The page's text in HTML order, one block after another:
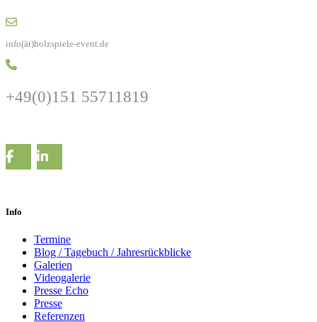
info(ät)holzspiele-event.de
+49(0)151 55711819
Info
Termine
Blog / Tagebuch / Jahresrückblicke
Galerien
Videogalerie
Presse Echo
Presse
Referenzen